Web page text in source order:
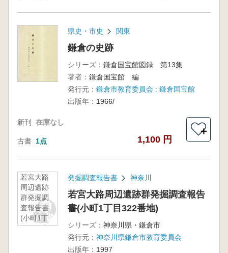
県史・市史 関東
鎌倉の史跡
シリーズ： 鎌倉国宝館図録 第13集
著者： 鎌倉国宝館 編
発行元： 鎌倉市教育委員会 : 鎌倉国宝館
出版年： 1966/
新刊 在庫なし
古書 1点 1,100 円
＋
若宮大路
周辺遺跡
群発掘調
査報告書
(小町1丁
目322番
発掘調査報告書 神奈川
若宮大路周辺遺跡群発掘調査報告
書(小町1丁目322番地)
シリーズ： 神奈川県・鎌倉市
発行元： 神奈川県鎌倉市教育委員会
出版年： 1997